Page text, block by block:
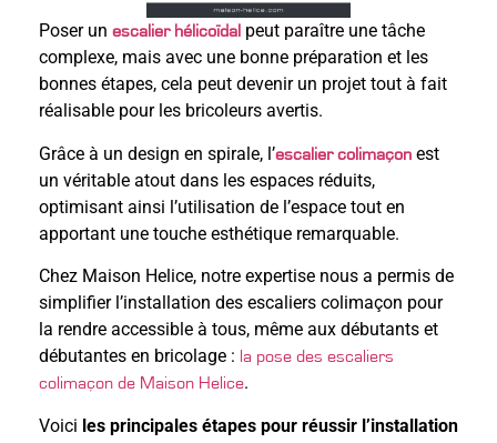
Poser un escalier hélicoïdal peut paraître une tâche
complexe, mais avec une bonne préparation et les
bonnes étapes, cela peut devenir un projet tout à fait
réalisable pour les bricoleurs avertis.
Grâce à un design en spirale, l’escalier colimaçon est
un véritable atout dans les espaces réduits,
optimisant ainsi l’utilisation de l’espace tout en
apportant une touche esthétique remarquable.
Chez Maison Helice, notre expertise nous a permis de
simplifier l’installation des escaliers colimaçon pour
la rendre accessible à tous, même aux débutants et
débutantes en bricolage : la pose des escaliers
colimaçon de Maison Helice.
Voici les principales étapes pour réussir l’installation